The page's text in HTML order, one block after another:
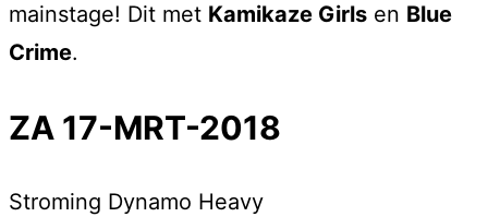
mainstage! Dit met Kamikaze Girls en Blue
Crime.
ZA 17-MRT-2018
Stroming Dynamo Heavy